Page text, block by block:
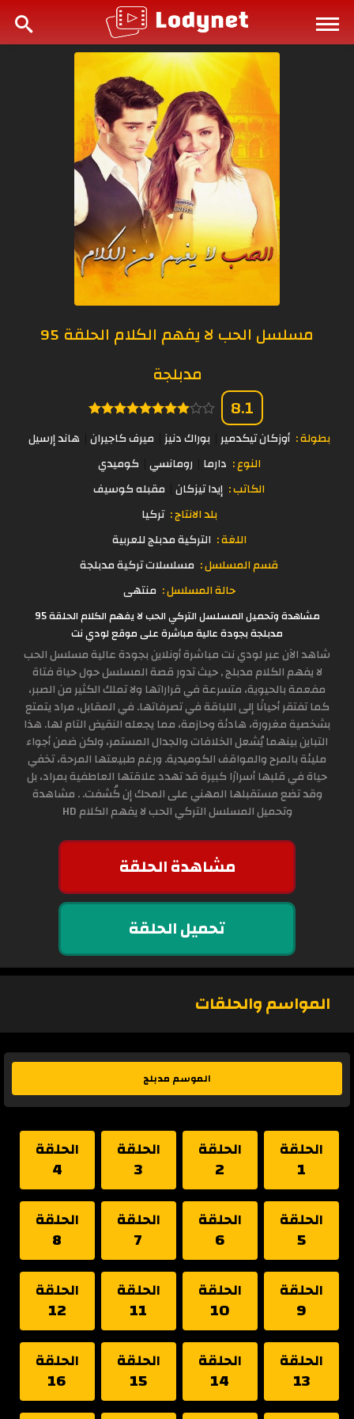
مسلسل الحب لا يفهم الكلام الحلقة 95
مدبلجة
8.1
بطولة : أوزكان تيكدمير بوراك دنيز ميرف كاجيران هاند إرسيل
النوع : دارما رومانسي كوميدي
الكاتب : إيدا تيزكان مقبله كوسيف
بلد الانتاج : تركيا
اللغة : التركية مدبلج للعربية
قسم المسلسل : مسلسلات تركية مدبلجة
حالة المسلسل : منتهى
مشاهدة وتحميل المسلسل التركي الحب لا يفهم الكلام الحلقة 95
مدبلجة بجودة عالية مباشرة على موقع لودي نت
شاهد الآن عبر لودي نت مباشرة أونلاين بجودة عالية مسلسل الحب
لا يفهم الكلام مدبلج , حيث تدور قصة المسلسل حول حياة فتاة
مفعمة بالحيوية، متسرعة في قراراتها ولا تملك الكثير من الصبر،
كما تفتقر أحيانًا إلى اللباقة في تصرفاتها. في المقابل، مراد يتمتع
بشخصية مغرورة، هادئة وحازمة، مما يجعله النقيض التام لها. هذا
التباين بينهما يُشعل الخلافات والجدال المستمر، ولكن ضمن أجواء
مليئة بالمرح والمواقف الكوميدية. ورغم طبيعتها المرحة، تخفي
حياة في قلبها أسرارًا كبيرة قد تهدد علاقتها العاطفية بمراد، بل
وقد تضع مستقبلها المهني على المحك إن كُشفت. . مشاهدة
وتحميل المسلسل التركي الحب لا يفهم الكلام HD
مشاهدة الحلقة
تحميل الحلقة
المواسم والحلقات
الموسم مدبلج
الحلقة
1
الحلقة
2
الحلقة
3
الحلقة
4
الحلقة
5
الحلقة
6
الحلقة
7
الحلقة
8
الحلقة
9
الحلقة
10
الحلقة
11
الحلقة
12
الحلقة
13
الحلقة
14
الحلقة
15
الحلقة
16